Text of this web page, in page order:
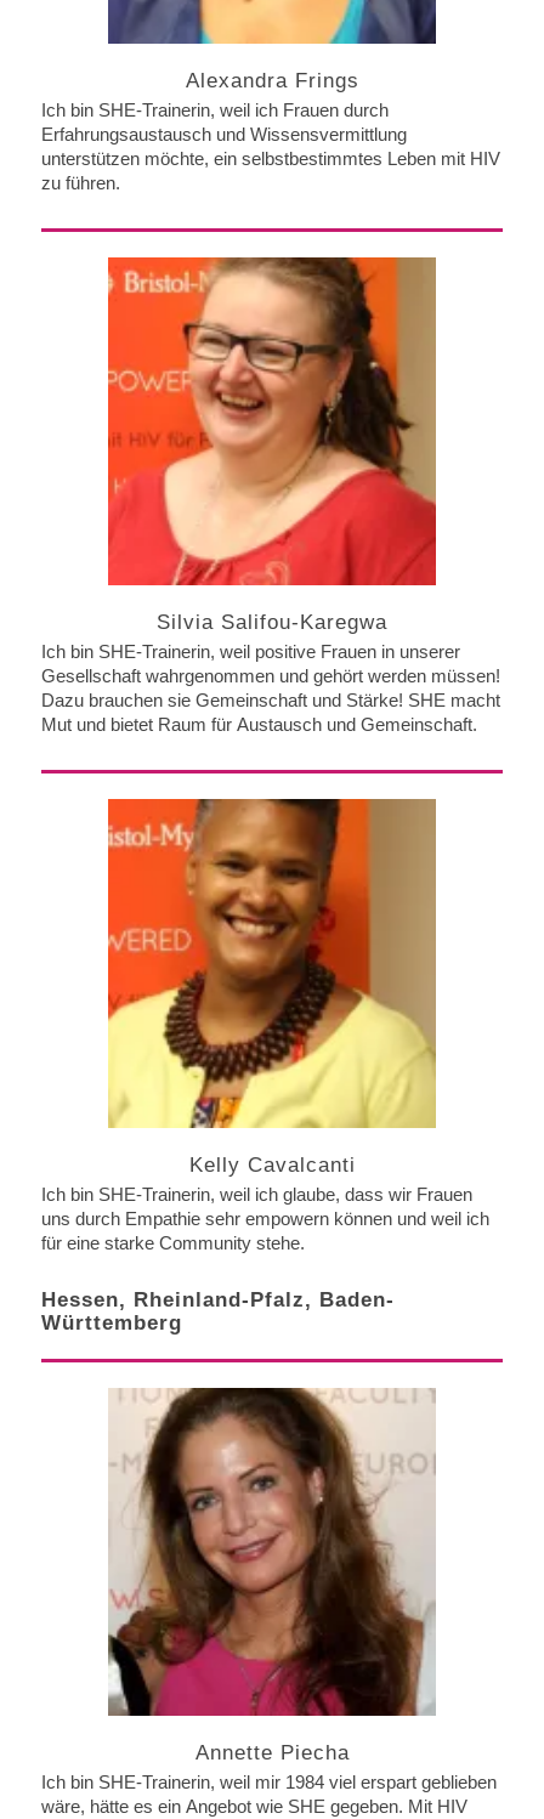
Alexandra Frings
Ich bin SHE-Trainerin, weil ich Frauen durch
Erfahrungsaustausch und Wissensvermittlung
unterstützen möchte, ein selbstbestimmtes Leben mit HIV
zu führen.
Silvia Salifou-Karegwa
Ich bin SHE-Trainerin, weil positive Frauen in unserer
Gesellschaft wahrgenommen und gehört werden müssen!
Dazu brauchen sie Gemeinschaft und Stärke! SHE macht
Mut und bietet Raum für Austausch und Gemeinschaft.
Kelly Cavalcanti
Ich bin SHE-Trainerin, weil ich glaube, dass wir Frauen
uns durch Empathie sehr empowern können und weil ich
für eine starke Community stehe.
Hessen, Rheinland-Pfalz, Baden-
Württemberg
Annette Piecha
Ich bin SHE-Trainerin, weil mir 1984 viel erspart geblieben
wäre, hätte es ein Angebot wie SHE gegeben. Mit HIV